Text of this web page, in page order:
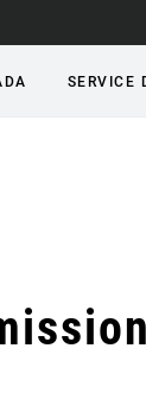
SERVICE